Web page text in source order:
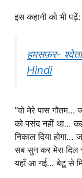
इस कहानी को भी पढ़ें:
हमसफ़र-
Hindi
”वो मेरे पास
को पसंद नहीं था…
निकाल दिया
सब सुन कर मेरा दिल
यहाँ आ गई… बेटू से